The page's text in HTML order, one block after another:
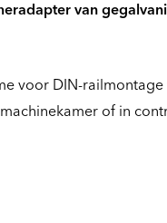
van
voor DIN-railmontage
of in